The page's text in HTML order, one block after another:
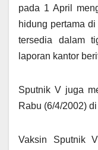
pada 1 April
hidung pertama
tersedia dalam
laporan kantor
Sputnik V juga
Rabu (6/4/2002) di
Vaksin Sputnik